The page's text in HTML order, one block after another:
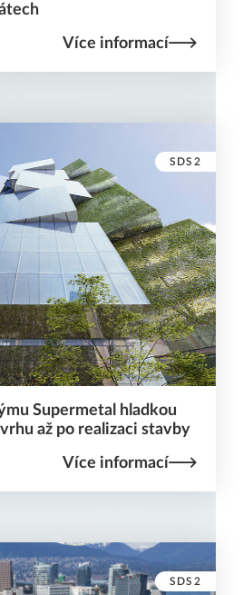
Více informací
SDS2
Supermetal hladkou
až po realizaci stavby
Více informací
SDS2